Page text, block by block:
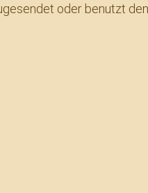
oder benutzt